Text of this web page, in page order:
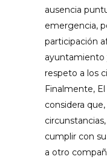
ausencia
emergencia,
participación
ayuntamiento
respeto a los
Finalmente,
considera
cumplir con
a otro